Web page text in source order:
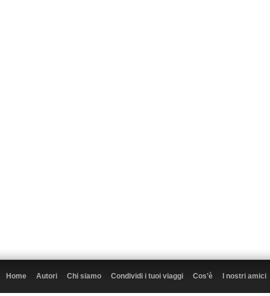
Home Autori Chi siamo Condividi i tuoi viaggi Cos’è I nostri amici